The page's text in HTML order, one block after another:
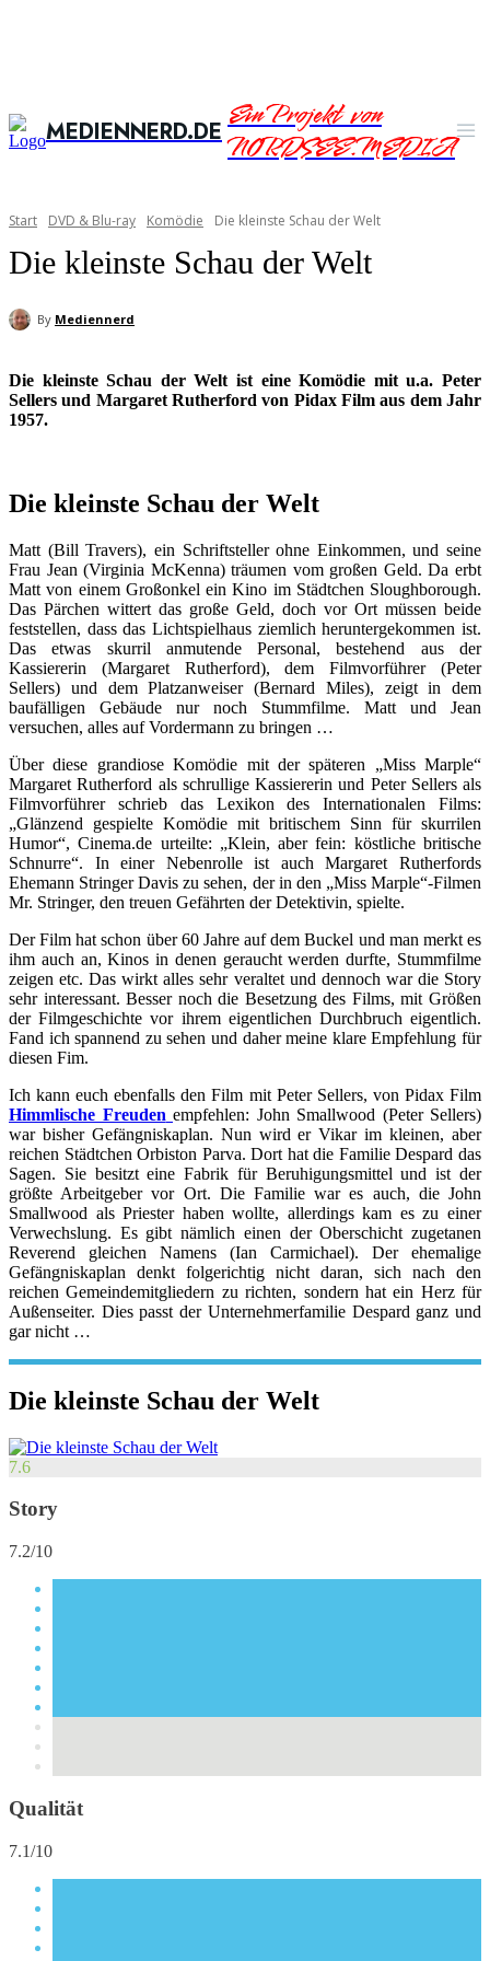
MEDIENNERD.DEEin Projekt von
NORDSEE.MEDIA
Start DVD & Blu-ray Komödie Die kleinste Schau der Welt
Die kleinste Schau der Welt
By Mediennerd
Die kleinste Schau der Welt ist eine Komödie mit u.a. Peter
Sellers und Margaret Rutherford von Pidax Film aus dem Jahr
1957.
Die kleinste Schau der Welt
Matt (Bill Travers), ein Schriftsteller ohne Einkommen, und seine
Frau Jean (Virginia McKenna) träumen vom großen Geld. Da erbt
Matt von einem Großonkel ein Kino im Städtchen Sloughborough.
Das Pärchen wittert das große Geld, doch vor Ort müssen beide
feststellen, dass das Lichtspielhaus ziemlich heruntergekommen ist.
Das etwas skurril anmutende Personal, bestehend aus der
Kassiererin (Margaret Rutherford), dem Filmvorführer (Peter
Sellers) und dem Platzanweiser (Bernard Miles), zeigt in dem
baufälligen Gebäude nur noch Stummfilme. Matt und Jean
versuchen, alles auf Vordermann zu bringen …
Über diese grandiose Komödie mit der späteren „Miss Marple“
Margaret Rutherford als schrullige Kassiererin und Peter Sellers als
Filmvorführer schrieb das Lexikon des Internationalen Films:
„Glänzend gespielte Komödie mit britischem Sinn für skurrilen
Humor“, Cinema.de urteilte: „Klein, aber fein: köstliche britische
Schnurre“. In einer Nebenrolle ist auch Margaret Rutherfords
Ehemann Stringer Davis zu sehen, der in den „Miss Marple“-Filmen
Mr. Stringer, den treuen Gefährten der Detektivin, spielte.
Der Film hat schon über 60 Jahre auf dem Buckel und man merkt es
ihm auch an, Kinos in denen geraucht werden durfte, Stummfilme
zeigen etc. Das wirkt alles sehr veraltet und dennoch war die Story
sehr interessant. Besser noch die Besetzung des Films, mit Größen
der Filmgeschichte vor ihrem eigentlichen Durchbruch eigentlich.
Fand ich spannend zu sehen und daher meine klare Empfehlung für
diesen Fim.
Ich kann euch ebenfalls den Film mit Peter Sellers, von Pidax Film
Himmlische Freuden empfehlen: John Smallwood (Peter Sellers)
war bisher Gefängniskaplan. Nun wird er Vikar im kleinen, aber
reichen Städtchen Orbiston Parva. Dort hat die Familie Despard das
Sagen. Sie besitzt eine Fabrik für Beruhigungsmittel und ist der
größte Arbeitgeber vor Ort. Die Familie war es auch, die John
Smallwood als Priester haben wollte, allerdings kam es zu einer
Verwechslung. Es gibt nämlich einen der Oberschicht zugetanen
Reverend gleichen Namens (Ian Carmichael). Der ehemalige
Gefängniskaplan denkt folgerichtig nicht daran, sich nach den
reichen Gemeindemitgliedern zu richten, sondern hat ein Herz für
Außenseiter. Dies passt der Unternehmerfamilie Despard ganz und
gar nicht …
Die kleinste Schau der Welt
7.6
Story
7.2/10
Qualität
7.1/10